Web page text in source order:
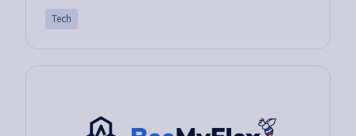
Tech